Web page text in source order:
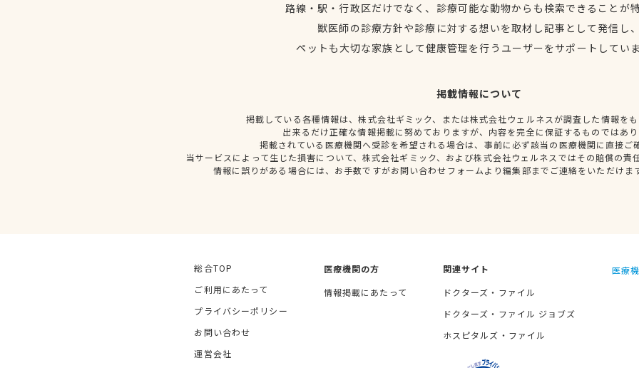
路線・駅・行政区だけでなく、診療可能な動物からも検索できることが
獣医師の診療方針や診療に対する想いを取材し記事として発信し
ペットも大切な家族として健康管理を行うユーザーをサポートしてい
掲載情報について
掲載している各種情報は、株式会社ギミック、または株式会社ウェルネスが調査した情報を
出来るだけ正確な情報掲載に努めておりますが、内容を完全に保証するものではあ
掲載されている医療機関へ受診を希望される場合は、事前に必ず該当の医療機関に直接ご
当サービスによって生じた損害について、株式会社ギミック、および株式会社ウェルネスではその賠償の責
情報に誤りがある場合には、お手数ですがお問い合わせフォームより編集部までご連絡をいただけま
総合TOP
ご利用にあたって
プライバシーポリシー
お問い合わせ
運営会社
医療機関の方
情報掲載にあたって
関連サイト
ドクターズ・ファイル
ドクターズ・ファイル ジョブズ
ホスピタルズ・ファイル
医療